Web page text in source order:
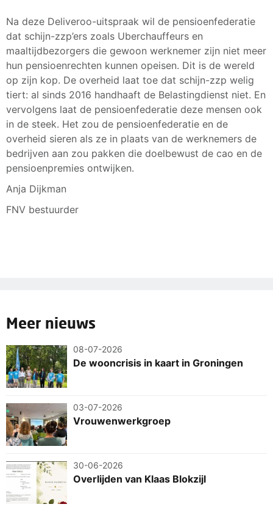
Na deze Deliveroo-uitspraak wil de pensioenfederatie
dat schijn-zzp’ers zoals Uberchauffeurs en
maaltijdbezorgers die gewoon werknemer zijn niet meer
hun pensioenrechten kunnen opeisen. Dit is de wereld
op zijn kop. De overheid laat toe dat schijn-zzp welig
tiert: al sinds 2016 handhaaft de Belastingdienst niet. En
vervolgens laat de pensioenfederatie deze mensen ook
in de steek. Het zou de pensioenfederatie en de
overheid sieren als ze in plaats van de werknemers de
bedrijven aan zou pakken die doelbewust de cao en de
pensioenpremies ontwijken.
Anja Dijkman
FNV bestuurder
Meer nieuws
08-07-2026
De wooncrisis in kaart in Groningen
03-07-2026
Vrouwenwerkgroep
30-06-2026
Overlijden van Klaas Blokzijl